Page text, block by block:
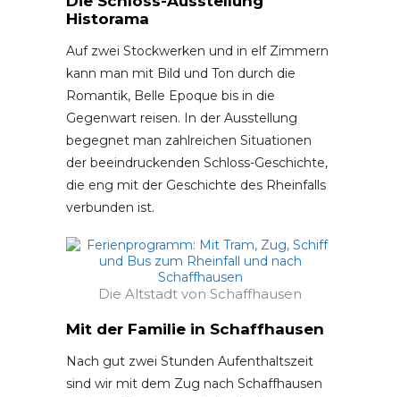
Historama
Auf zwei Stockwerken und in elf Zimmern
kann man mit Bild und Ton durch die
Romantik, Belle Epoque bis in die
Gegenwart reisen. In der Ausstellung
begegnet man zahlreichen Situationen
der beeindruckenden Schloss-Geschichte,
die eng mit der Geschichte des Rheinfalls
verbunden ist.
Die Altstadt von Schaffhausen
Mit der Familie in Schaffhausen
Nach gut zwei Stunden Aufenthaltszeit
sind wir mit dem Zug nach Schaffhausen